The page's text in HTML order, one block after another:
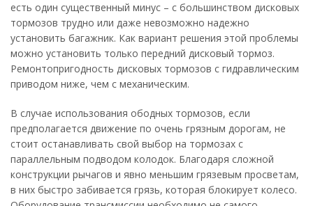
есть один существенный минус – с большинством дисковых
тормозов трудно или даже невозможно надежно
установить багажник. Как вариант решения этой проблемы
можно установить только передний дисковый тормоз.
Ремонтопригодность дисковых тормозов с гидравлическим
приводом ниже, чем с механическим.
В случае использования ободных тормозов, если
предполагается движение по очень грязным дорогам, не
стоит останавливать свой выбор на тормозах с
параллельным подводом колодок. Благодаря сложной
конструкции рычагов и явно меньшим грязевым просветам,
в них быстро забивается грязь, которая блокирует колесо.